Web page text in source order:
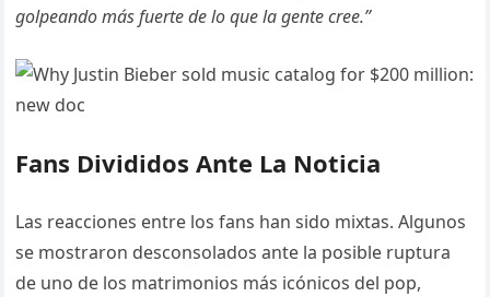
golpeando más fuerte de lo que la gente cree.”
Fans Divididos Ante La Noticia
Las reacciones entre los fans han sido mixtas. Algunos
se mostraron desconsolados ante la posible ruptura
de uno de los matrimonios más icónicos del pop,